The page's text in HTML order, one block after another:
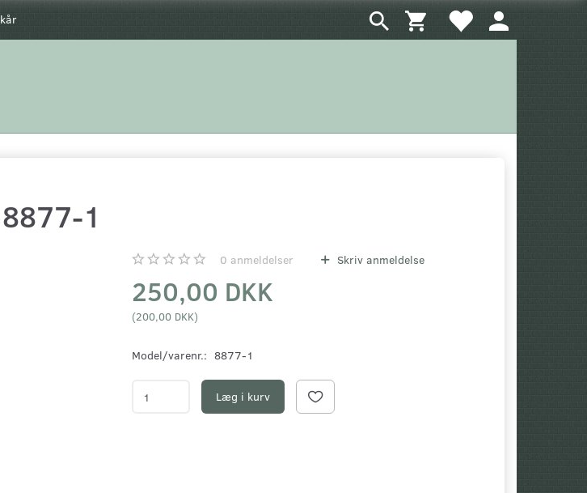
1
0 anmeldelser Skriv anmeldelse
250,00 DKK
(200,00 DKK)
Model/varenr.: 8877-1
Læg i kurv